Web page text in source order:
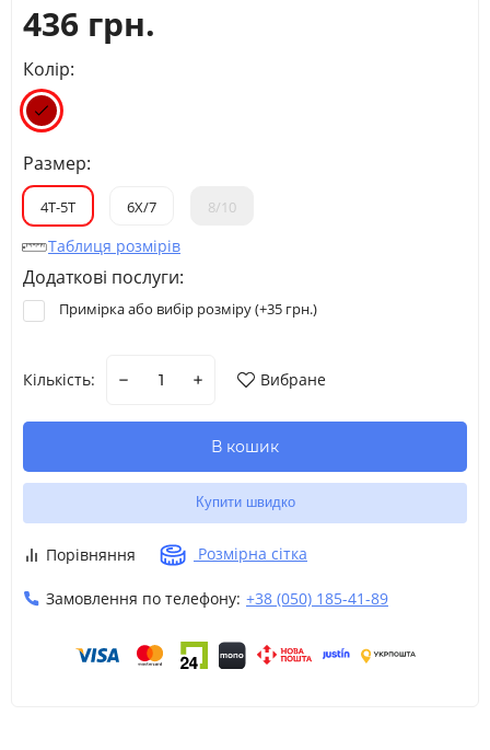
436 грн.
Колір:
Размер:
4Т-5Т 6Х/7 8/10
Таблиця розмірів
Додаткові послуги:
Примірка або вибір розміру (+35 грн.)
Кількість: Вибране
В кошик
Купити швидко
Порівняння Розмірна сітка
Замовлення по телефону: +38 (050) 185-41-89